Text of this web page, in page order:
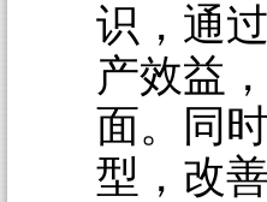
识，通
产效益
面。同
型，改